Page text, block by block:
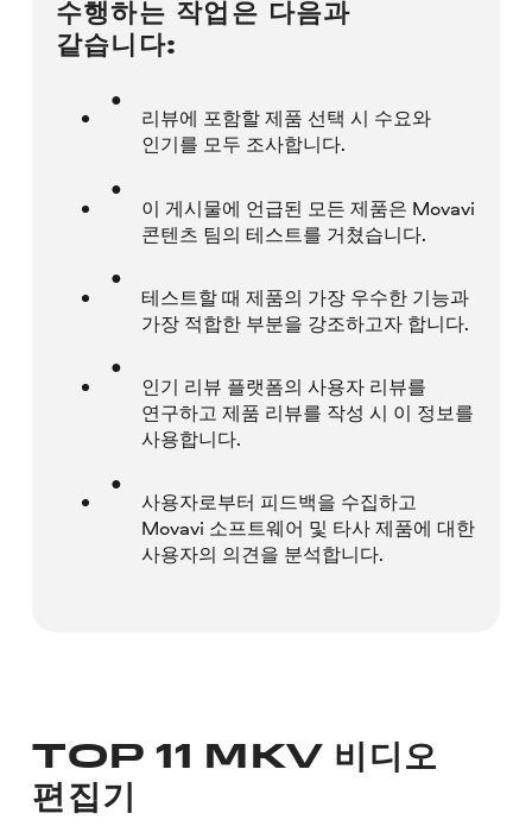
수행하는 작업은 다음과
같습니다:
리뷰에 포함할 제품 선택 시 수요와
인기를 모두 조사합니다.
이 게시물에 언급된 모든 제품은 Movavi
콘텐츠 팀의 테스트를 거쳤습니다.
테스트할 때 제품의 가장 우수한 기능과
가장 적합한 부분을 강조하고자 합니다.
인기 리뷰 플랫폼의 사용자 리뷰를
연구하고 제품 리뷰를 작성 시 이 정보를
사용합니다.
사용자로부터 피드백을 수집하고
Movavi 소프트웨어 및 타사 제품에 대한
사용자의 의견을 분석합니다.
TOP 11 MKV 비디오
편집기